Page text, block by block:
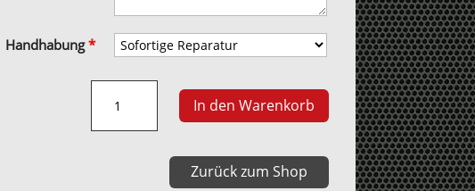
Handhabung*
Mercedes
Getriebesteuergerät
In den Warenkorb
Zurück zum Shop